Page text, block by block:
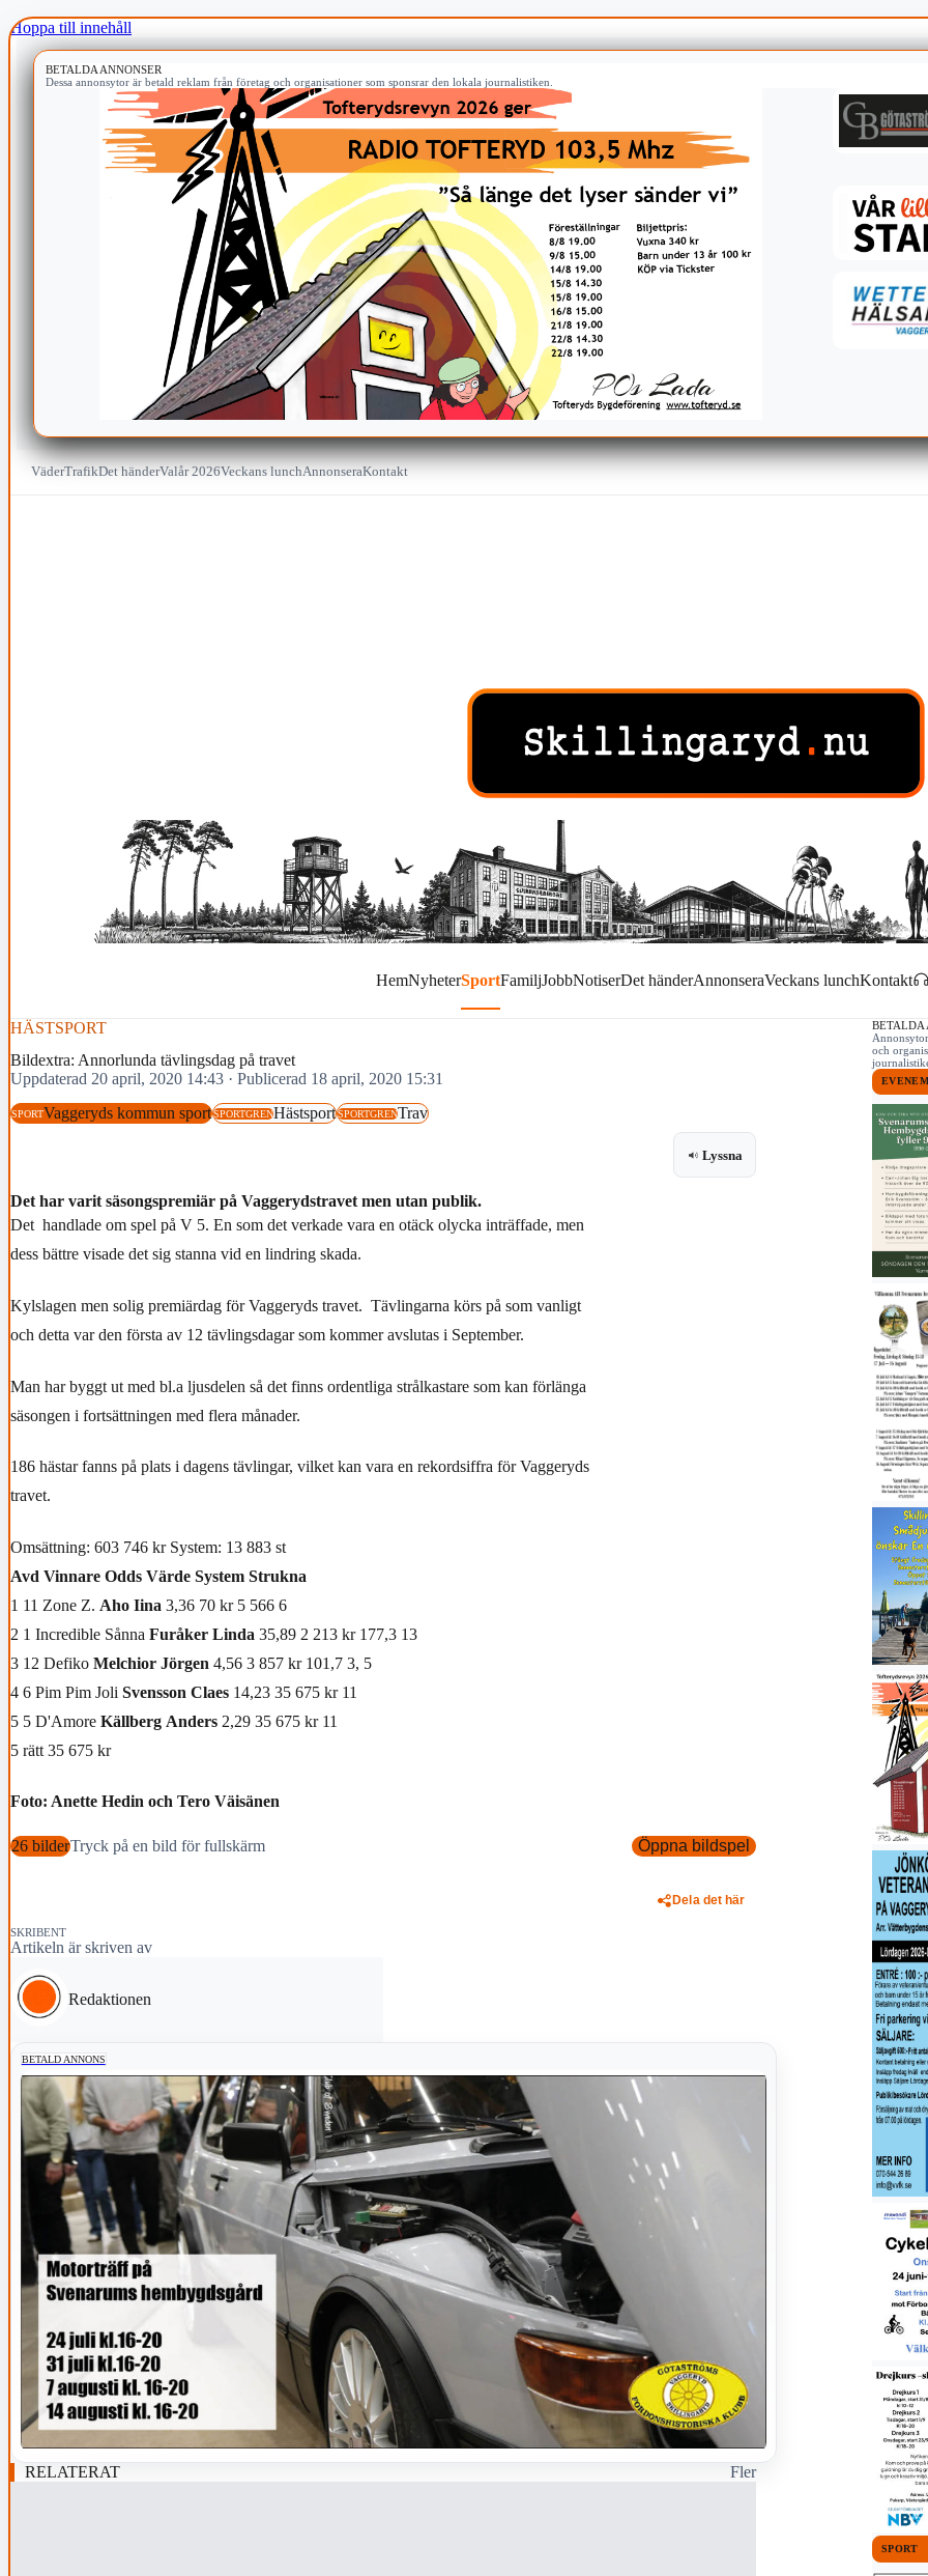
Hoppa till innehåll
BETALDA ANNONSER
Dessa annonsytor är betald reklam från företag och organisationer som sponsrar den lokala journalistiken.
VäderTrafikDet händerValår 2026Veckans lunchAnnonseraKontakt
HemNyheterSportFamiljJobbNotiserDet händerAnnonseraVeckans lunchKontakt
HÄSTSPORT
Bildextra: Annorlunda tävlingsdag på travet
Uppdaterad 20 april, 2020 14:43 · Publicerad 18 april, 2020 15:31
SPORTVaggeryds kommun sportSPORTGRENHästsportSPORTGRENTrav
Lyssna
Det har varit säsongspremiär på Vaggerydstravet men utan publik.
Det handlade om spel på V 5. En som det verkade vara en otäck olycka inträffade, men
dess bättre visade det sig stanna vid en lindring skada.
Kylslagen men solig premiärdag för Vaggeryds travet. Tävlingarna körs på som vanligt
och detta var den första av 12 tävlingsdagar som kommer avslutas i September.
Man har byggt ut med bl.a ljusdelen så det finns ordentliga strålkastare som kan förlänga
säsongen i fortsättningen med flera månader.
186 hästar fanns på plats i dagens tävlingar, vilket kan vara en rekordsiffra för Vaggeryds
travet.
Omsättning: 603 746 kr System: 13 883 st
Avd Vinnare Odds Värde System Strukna
1 11 Zone Z. Aho Iina 3,36 70 kr 5 566 6
2 1 Incredible Sånna Furåker Linda 35,89 2 213 kr 177,3 13
3 12 Defiko Melchior Jörgen 4,56 3 857 kr 101,7 3, 5
4 6 Pim Pim Joli Svensson Claes 14,23 35 675 kr 11
5 5 D'Amore Källberg Anders 2,29 35 675 kr 11
5 rätt 35 675 kr
Foto: Anette Hedin och Tero Väisänen
26 bilderTryck på en bild för fullskärm Öppna bildspel
Dela det här
SKRIBENT
Artikeln är skriven av
Redaktionen
BETALD ANNONS
RELATERAT Fler
BETALDA
och
SPORT